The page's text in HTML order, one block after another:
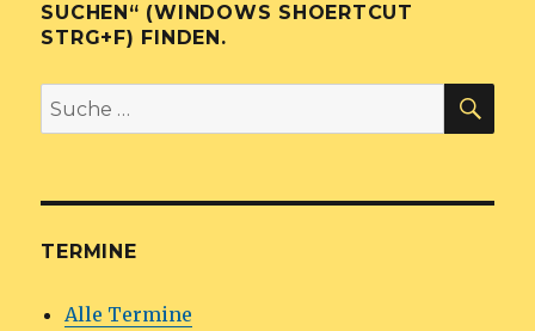
SUCHEN“ (WINDOWS SHOERTCUT
STRG+F) FINDEN.
Suche
nach:
TERMINE
Alle Termine